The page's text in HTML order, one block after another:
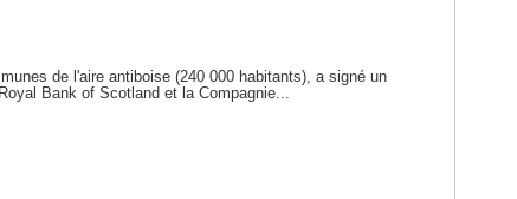
de l'aire antiboise (240 000 habitants), a signé un
Bank of Scotland et la Compagnie...